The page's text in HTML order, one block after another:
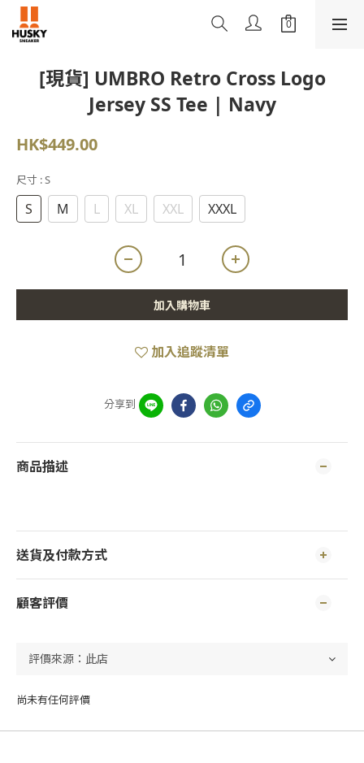
[現貨] UMBRO Retro Cross Logo
Jersey SS Tee | Navy
HK$449.00
尺寸 : S
S M L XL XXL XXXL
加入購物車
加入追蹤清單
分享到
商品描述
送貨及付款方式
顧客評價
尚未有任何評價